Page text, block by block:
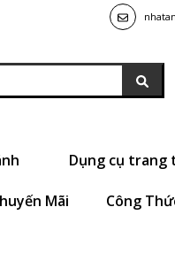
Dụng cụ trang
Mãi Công